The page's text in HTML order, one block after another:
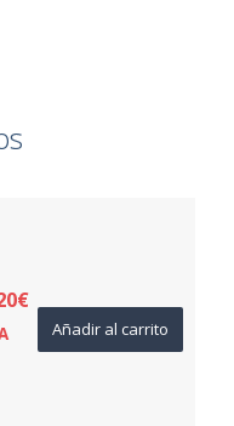
€
Añadir al carrito